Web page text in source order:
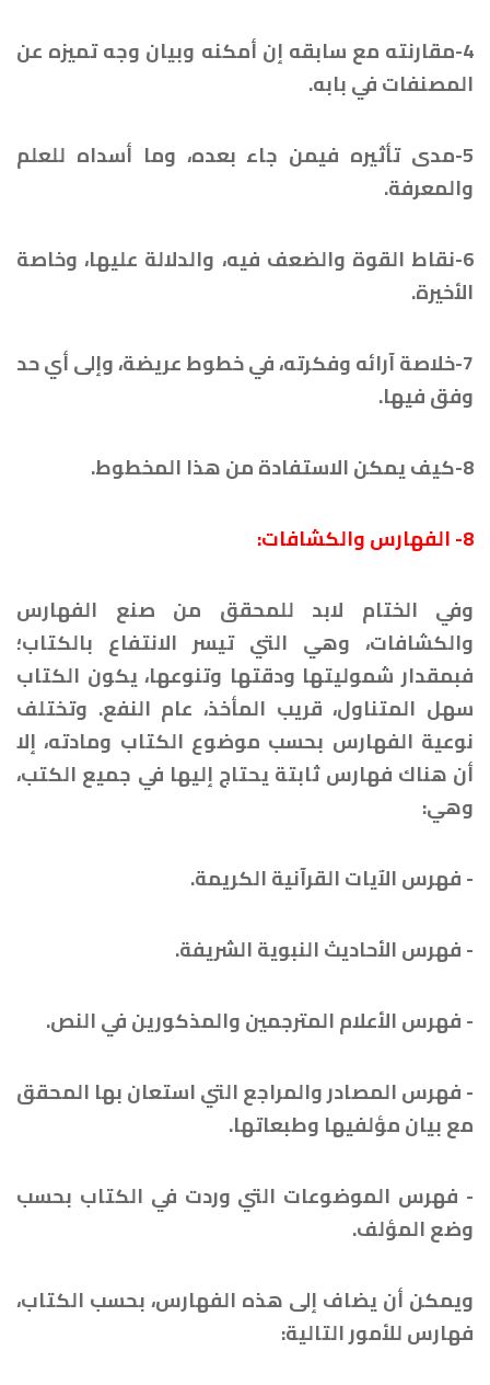
4-مقارنته مع سابقه إن أمكنه وبيان وجه تميزه عن
المصنفات في بابه.
5-مدى تأثيره فيمن جاء بعده، وما أسداه للعلم
والمعرفة.
6-نقاط القوة والضعف فيه، والدلالة عليها، وخاصة
الأخيرة.
7-خلاصة آرائه وفكرته، في خطوط عريضة، وإلى أي حد
وفق فيها.
8-كيف يمكن الاستفادة من هذا المخطوط.
8- الفهارس والكشافات:
وفي الختام لابد للمحقق من صنع الفهارس
والكشافات، وهي التي تيسر الانتفاع بالكتاب؛
فبمقدار شموليتها ودقتها وتنوعها، يكون الكتاب
سهل المتناول، قريب المأخذ، عام النفع. وتختلف
نوعية الفهارس بحسب موضوع الكتاب ومادته، إلا
أن هناك فهارس ثابتة يحتاج إليها في جميع الكتب،
وهي:
- فهرس الآيات القرآنية الكريمة.
- فهرس الأحاديث النبوية الشريفة.
- فهرس الأعلام المترجمين والمذكورين في النص.
- فهرس المصادر والمراجع التي استعان بها المحقق
مع بيان مؤلفيها وطبعاتها.
- فهرس الموضوعات التي وردت في الكتاب بحسب
وضع المؤلف.
ويمكن أن يضاف إلى هذه الفهارس، بحسب الكتاب،
فهارس للأمور التالية: